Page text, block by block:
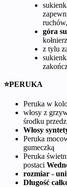
ruchów,
góra
z tylu
⭐PERUKA
Peruka w
włosy z
środku
Włosy
Peruka
gumeczką
Peruka
postaci
rozmiar -
Długość